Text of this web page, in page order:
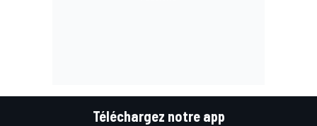
Téléchargez notre app